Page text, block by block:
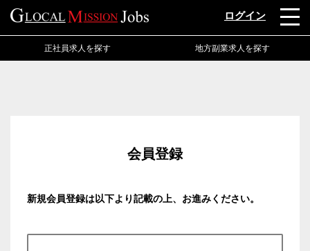
ログイン
正社員求人を探す 地方副業求人を探す
会員登録
新規会員登録は以下より記載の上、お進みください。